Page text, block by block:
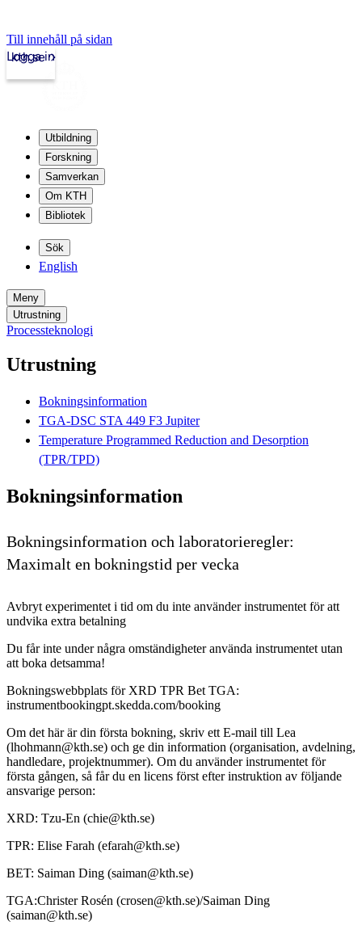
Till innehåll på sidan
kth.se
Logga in
Utbildning
Forskning
Samverkan
Om KTH
Bibliotek
Sök
English
Meny
Utrustning
Processteknologi
Utrustning
Bokningsinformation
TGA-DSC STA 449 F3 Jupiter
Temperature Programmed Reduction and Desorption
(TPR/TPD)
Bokningsinformation
Bokningsinformation och laboratorieregler:
Maximalt en bokningstid per vecka
Avbryt experimentet i tid om du inte använder instrumentet för att
undvika extra betalning
Du får inte under några omständigheter använda instrumentet utan
att boka detsamma!
Bokningswebbplats för XRD TPR Bet TGA:
instrumentbookingpt.skedda.com/booking
Om det här är din första bokning, skriv ett E-mail till Lea
(lhohmann@kth.se) och ge din information (organisation, avdelning,
handledare, projektnummer). Om du använder instrumentet för
första gången, så får du en licens först efter instruktion av följande
ansvarige person:
XRD: Tzu-En (chie@kth.se)
TPR: Elise Farah (efarah@kth.se)
BET: Saiman Ding (saiman@kth.se)
TGA:Christer Rosén (crosen@kth.se)/Saiman Ding
(saiman@kth.se)